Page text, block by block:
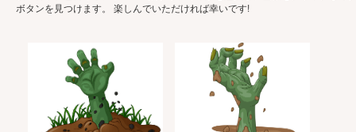
ボタンを見つけます。 楽しんでいただければ幸いです!